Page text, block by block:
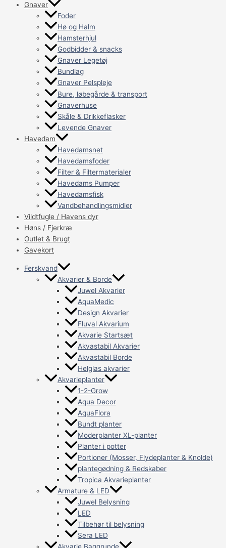
Gnaver
Foder
Hø og Halm
Hamsterhjul
Godbidder & snacks
Gnaver Legetøj
Bundlag
Gnaver Pelspleje
Bure, løbegårde & transport
Gnaverhuse
Skåle & Drikkeflasker
Levende Gnaver
Havedam
Havedamsnet
Havedamsfoder
Filter & Filtermaterialer
Havedams Pumper
Havedamsfisk
Vandbehandlingsmidler
Vildtfugle / Havens dyr
Høns / Fjerkræ
Outlet & Brugt
Gavekort
Ferskvand
Akvarier & Borde
Juwel Akvarier
AquaMedic
Design Akvarier
Fluval Akvarium
Akvarie Startsæt
Akvastabil Akvarier
Akvastabil Borde
Helglas akvarier
Akvarieplanter
1-2-Grow
Aqua Decor
AquaFlora
Bundt planter
Moderplanter XL-planter
Planter i potter
Portioner (Mosser, Flydeplanter & Knolde)
plantegødning & Redskaber
Tropica Akvarieplanter
Armature & LED
Juwel Belysning
LED
Tilbehør til belysning
Sera LED